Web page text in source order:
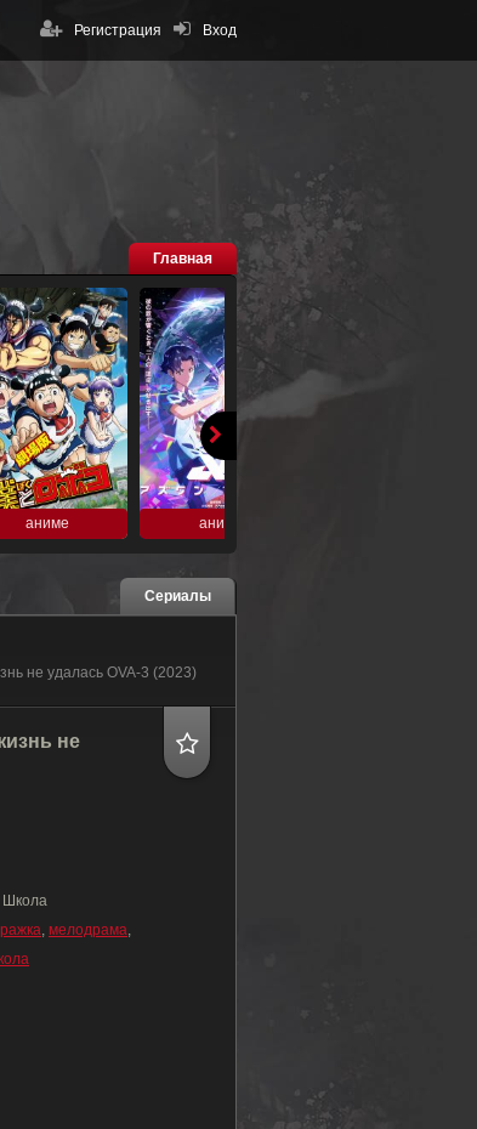
Вход
Регистрация
Главная
аниме аниме
Сериалы
не удалась OVA-3 (2023)
не
Школа
, мелодрама,